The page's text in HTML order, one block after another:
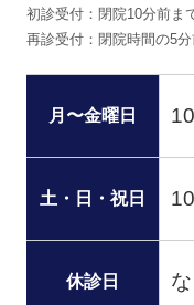
初診受付：閉院10分前ま
再診受付：閉院時間の5
月〜金曜日
土・日・祝日
休診日